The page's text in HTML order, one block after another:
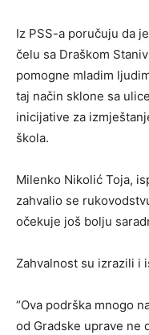
Iz PSS-a poručuju da
čelu sa Draškom
pomogne mladim
taj način sklone sa
inicijative za
škola.
Milenko Nikolić Toja,
zahvalio se
očekuje još bolju
Zahvalnost su izrazili i
“Ova podrška mnogo
od Gradske uprave ne